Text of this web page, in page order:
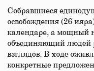
Собравшиеся
освобождения (26
календаре, а мощный
объединяющий людей
взглядов. В ходе
конкретные